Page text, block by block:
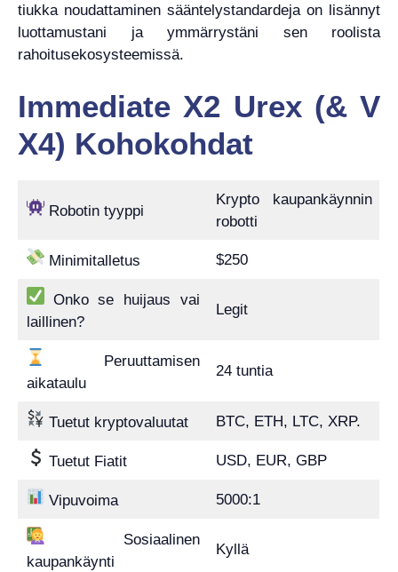
tiukka noudattaminen sääntelystandardeja on lisännyt
luottamustani ja ymmärrystäni sen roolista
rahoitusekosysteemissä.
Immediate X2 Urex (& V
X4) Kohokohdat
Robotin tyyppi
Krypto kaupankäynnin
robotti
Minimitalletus $250
Onko se huijaus vai
laillinen?
Legit
aikataulu
24 tuntia
Tuetut kryptovaluutat BTC, ETH, LTC, XRP.
Tuetut Fiatit USD, EUR, GBP
Vipuvoima 5000:1
Sosiaalinen
kaupankäynti
Kyllä